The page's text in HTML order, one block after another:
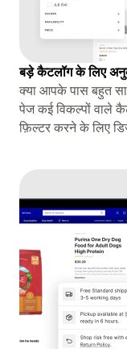
बड़े कैटलॉग के लिए
क्या आपके पास बहुत
पेज कई विकल्पों वाले
फ़िल्टर करने के लिए